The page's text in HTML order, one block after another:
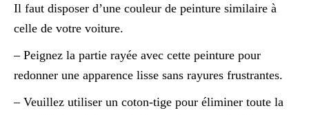
Il faut disposer d’une couleur de peinture similaire à
celle de votre voiture.
– Peignez la partie rayée avec cette peinture pour
redonner une apparence lisse sans rayures frustrantes.
– Veuillez utiliser un coton-tige pour éliminer toute la